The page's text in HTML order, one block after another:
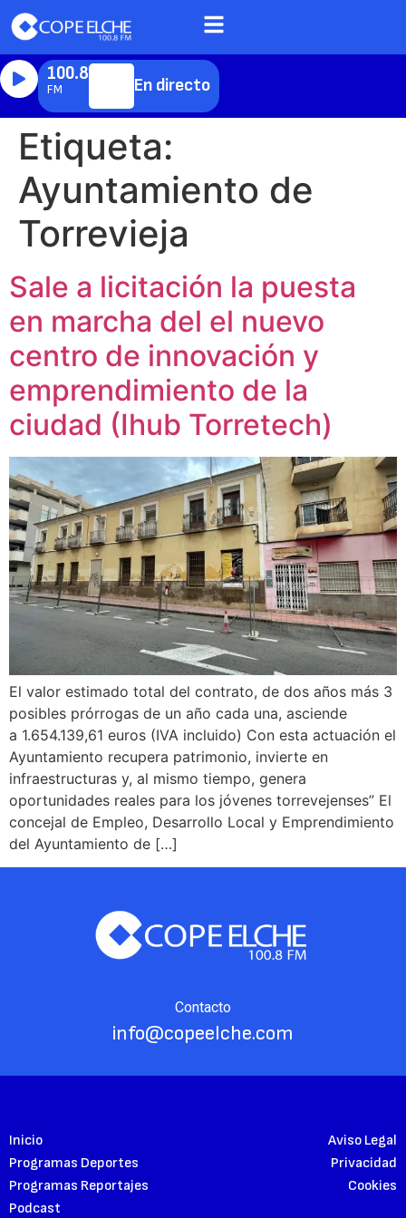
100.8
FM En directo
Etiqueta:
Ayuntamiento de
Torrevieja
Sale a licitación la puesta
en marcha del el nuevo
centro de innovación y
emprendimiento de la
ciudad (Ihub Torretech)
El valor estimado total del contrato, de dos años más 3
posibles prórrogas de un año cada una, asciende
a 1.654.139,61 euros (IVA incluido) Con esta actuación el
Ayuntamiento recupera patrimonio, invierte en
infraestructuras y, al mismo tiempo, genera
oportunidades reales para los jóvenes torrevejenses” El
concejal de Empleo, Desarrollo Local y Emprendimiento
del Ayuntamiento de […]
Contacto
info@copeelche.com
Inicio
Programas Deportes
Programas Reportajes
Podcast
Aviso Legal
Privacidad
Cookies